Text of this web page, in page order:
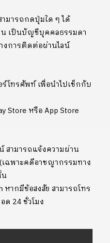
มารถกดปุ่มใด ๆ ได้
น เป็นบัญชีบุคคลธรรมดา
งการติดต่อผ่านไลน์
โทรศัพท์ เพื่อนำไปเช็กกับ
Store หรือ App Store
สามารถแจ้งความผ่าน
ฉพาะคดีอาชญากรรมทาง
หากมีข้อสงสัย สามารถโทร
ด 24 ชั่วโมง